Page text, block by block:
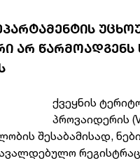
ᲐᲠ
ქვეყნის
პროვაიდერის
შესაბამისად,